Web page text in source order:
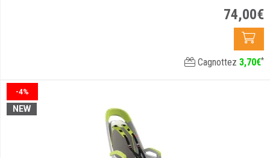
74,00€
Cagnottez 3,70€*
-4%
NEW